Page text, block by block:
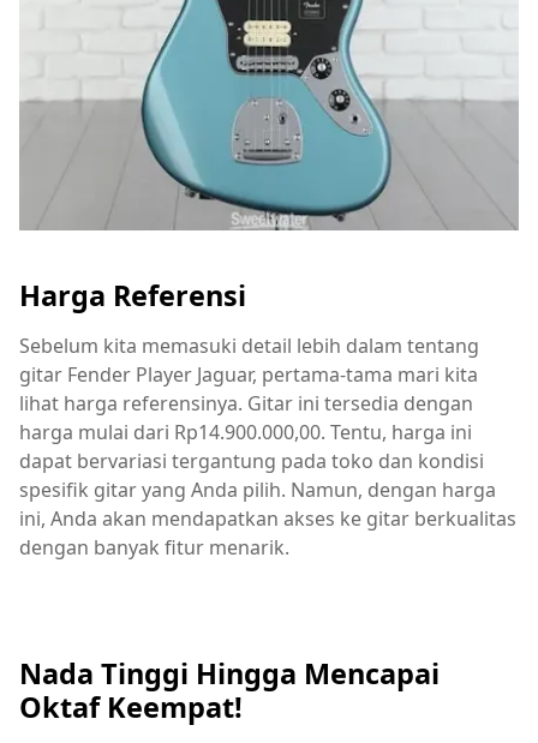
Harga Referensi
Sebelum kita memasuki detail lebih dalam tentang
gitar Fender Player Jaguar, pertama-tama mari kita
lihat harga referensinya. Gitar ini tersedia dengan
harga mulai dari Rp14.900.000,00. Tentu, harga ini
dapat bervariasi tergantung pada toko dan kondisi
spesifik gitar yang Anda pilih. Namun, dengan harga
ini, Anda akan mendapatkan akses ke gitar berkualitas
dengan banyak fitur menarik.
Nada Tinggi Hingga Mencapai
Oktaf Keempat!